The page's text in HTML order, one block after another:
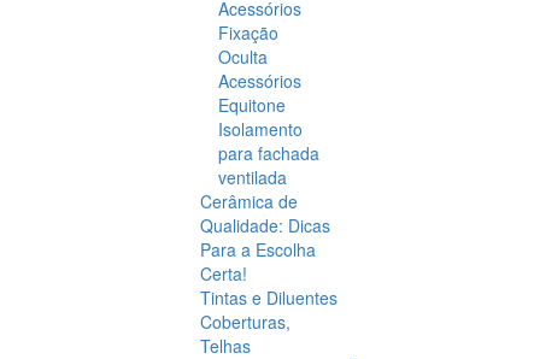
Acessórios
Fixação
Oculta
Acessórios
Equitone
Isolamento
para fachada
ventilada
Cerâmica de
Qualidade: Dicas
Para a Escolha
Certa!
Tintas e Diluentes
Coberturas,
Telhas